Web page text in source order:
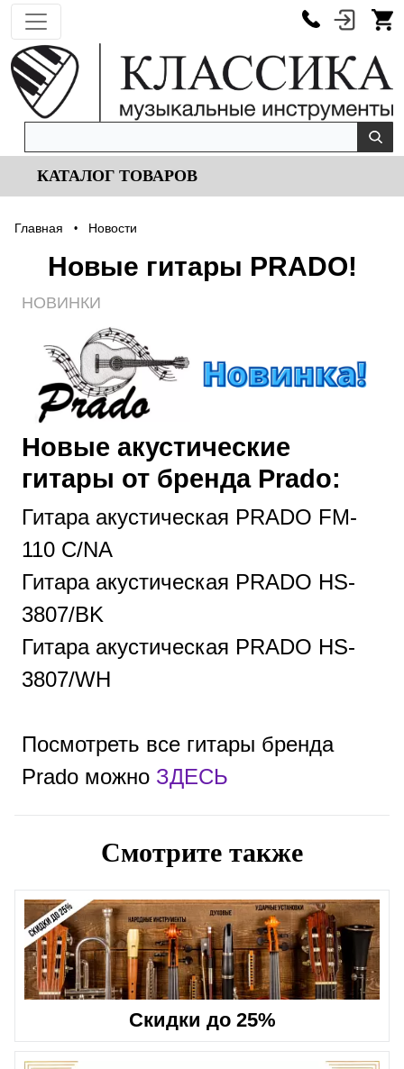
КАТАЛОГ ТОВАРОВ
Главная • Новости
Новые гитары PRADO!
НОВИНКИ
Новые акустические
гитары от бренда Prado:
Гитара акустическая PRADO FM-
110 C/NA
Гитара акустическая PRADO HS-
3807/BK
Гитара акустическая PRADO HS-
3807/WH
Посмотреть все гитары бренда
Prado можно ЗДЕСЬ
Смотрите также
Скидки до 25%